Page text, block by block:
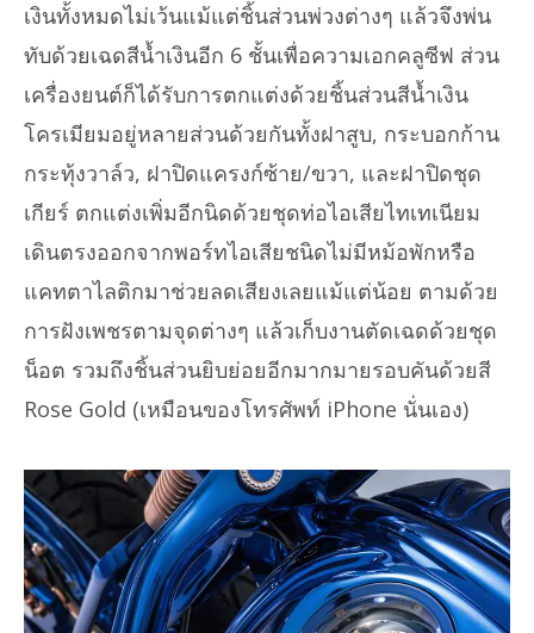
เงินทั้งหมดไม่เว้นแม้แต่ชิ้นส่วนพ่วงต่างๆ แล้วจึงพ่น
ทับด้วยเฉดสีน้ำเงินอีก 6 ชั้นเพื่อความเอกคลูซีฟ ส่วน
เครื่องยนต์ก็ได้รับการตกแต่งด้วยชิ้นส่วนสีน้ำเงิน
โครเมียมอยู่หลายส่วนด้วยกันทั้งฝาสูบ, กระบอกก้าน
กระทุ้งวาล์ว, ฝาปิดแครงก์ซ้าย/ขวา, และฝาปิดชุด
เกียร์ ตกแต่งเพิ่มอีกนิดด้วยชุดท่อไอเสียไทเทเนียม
เดินตรงออกจากพอร์ทไอเสียชนิดไม่มีหม้อพักหรือ
แคทตาไลติกมาช่วยลดเสียงเลยแม้แต่น้อย ตามด้วย
การฝังเพชรตามจุดต่างๆ แล้วเก็บงานตัดเฉดด้วยชุด
น็อต รวมถึงชิ้นส่วนยิบย่อยอีกมากมายรอบคันด้วยสี
Rose Gold (เหมือนของโทรศัพท์ iPhone นั่นเอง)